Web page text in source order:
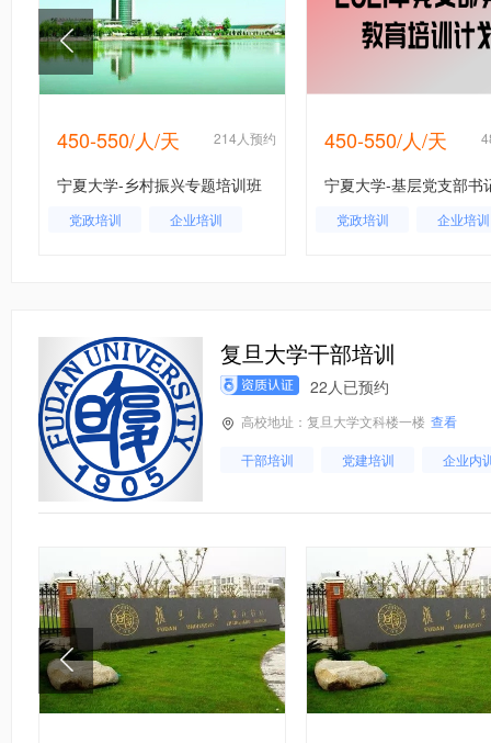
450-550/人/天 214人预约
宁夏大学-乡村振兴专题培训班
党政培训
企业培训
450-550/人/天
宁夏大学-基层党支部书
党政培训
企业培训
复旦大学干部培训
22人已预约
高校地址：复旦大学文科楼一楼 查看
干部培训 党建培训 企业内